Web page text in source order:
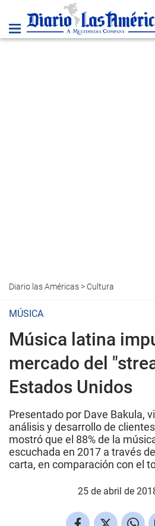
Diario las Américas> Cultura
MÚSICA
Música latina
mercado del
Estados Unidos
Presentado por Dave Bakula,
análisis y desarrollo de
mostró que el 88% de la
escuchada en 2017 a través
carta, en comparación con el
25 de abril de